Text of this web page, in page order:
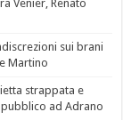
Venier, Renato
sui brani
Martino
strappata e
ad Adrano